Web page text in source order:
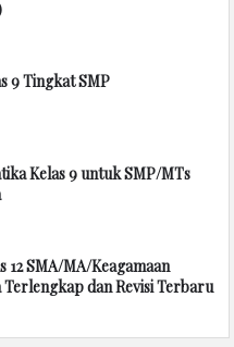
9 Tingkat SMP
Kelas 9 untuk SMP/MTs
12 SMA/MA/Keagamaan
dan Revisi Terbaru